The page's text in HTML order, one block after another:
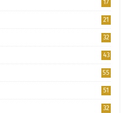
17
21
32
43
55
51
32